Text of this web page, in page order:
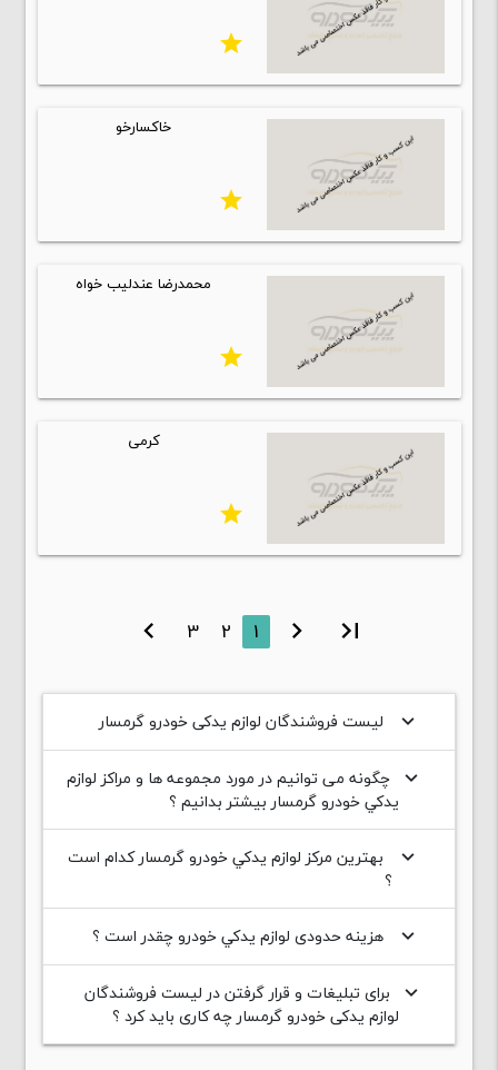
star
خاکسارخو
star
محمدرضا عندلیب خواه
star
کرمی
star
first_page
chevron_left
1
2
3
chevron_right
keyboard_arrow_down لیست فروشندگان لوازم یدکی خودرو گرمسار
keyboard_arrow_down چگونه می توانیم در مورد مجموعه ها و مراکز لوازم
يدکي خودرو گرمسار بیشتر بدانیم ؟
keyboard_arrow_down
بهترین مرکز لوازم يدکي خودرو گرمسار کدام است
؟
keyboard_arrow_down هزینه حدودی لوازم يدکي خودرو چقدر است ؟
keyboard_arrow_down
برای تبلیغات و قرار گرفتن در لیست فروشندگان
لوازم یدکی خودرو گرمسار چه کاری باید کرد ؟